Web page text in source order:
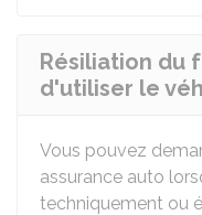
Résiliation du
d'utiliser le
Vous pouvez
assurance auto
techniquement ou